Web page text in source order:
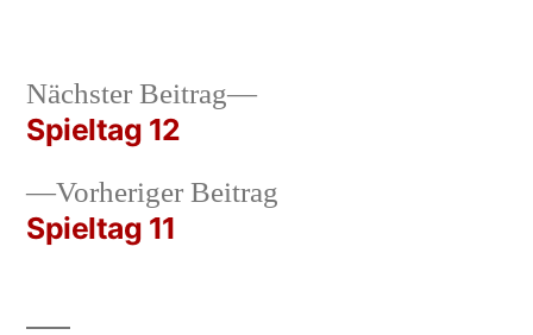
Beitrags-
Navigation
Vorheriger Beitrag
Spieltag 11
Nächster Beitrag
Nächster
Spieltag 12